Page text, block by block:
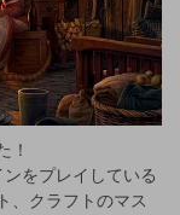
！
をプレイしている
、クラフトのマス